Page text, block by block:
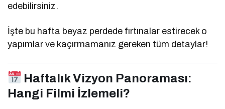
edebilirsiniz.
İşte bu hafta beyaz perdede fırtınalar estirecek o
yapımlar ve kaçırmamanız gereken tüm detaylar!
Haftalık Vizyon Panoraması:
Hangi Filmi İzlemeli?